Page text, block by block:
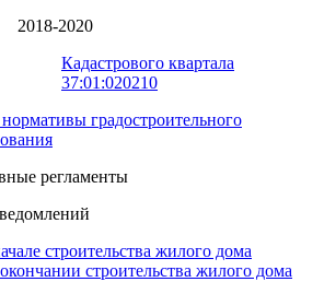
2018-2020
Кадастрового квартала
37:01:020210
градостроительного
регламенты
строительства жилого дома
строительства жилого дома